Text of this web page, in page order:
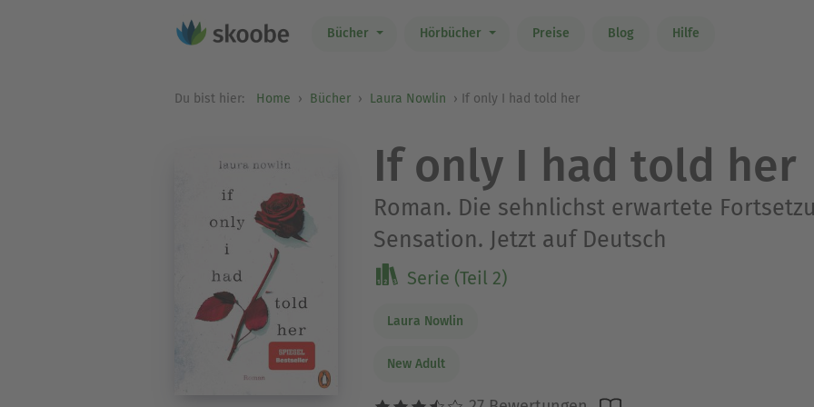
Bücher Hörbücher Preise Blog Hilfe
Du bist hier: Home Bücher Laura Nowlin If only I had told her
If only I had told her
Roman. Die sehnlichst erwartete
Sensation. Jetzt auf Deutsch
Serie (Teil 2)
Laura Nowlin
New Adult